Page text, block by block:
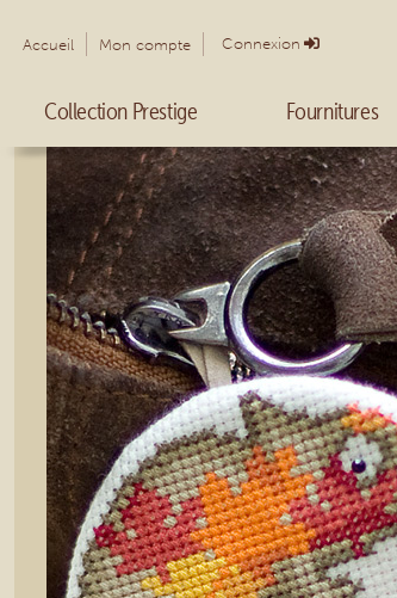
Accueil Mon compte Connexion
Collection Prestige Fournitures